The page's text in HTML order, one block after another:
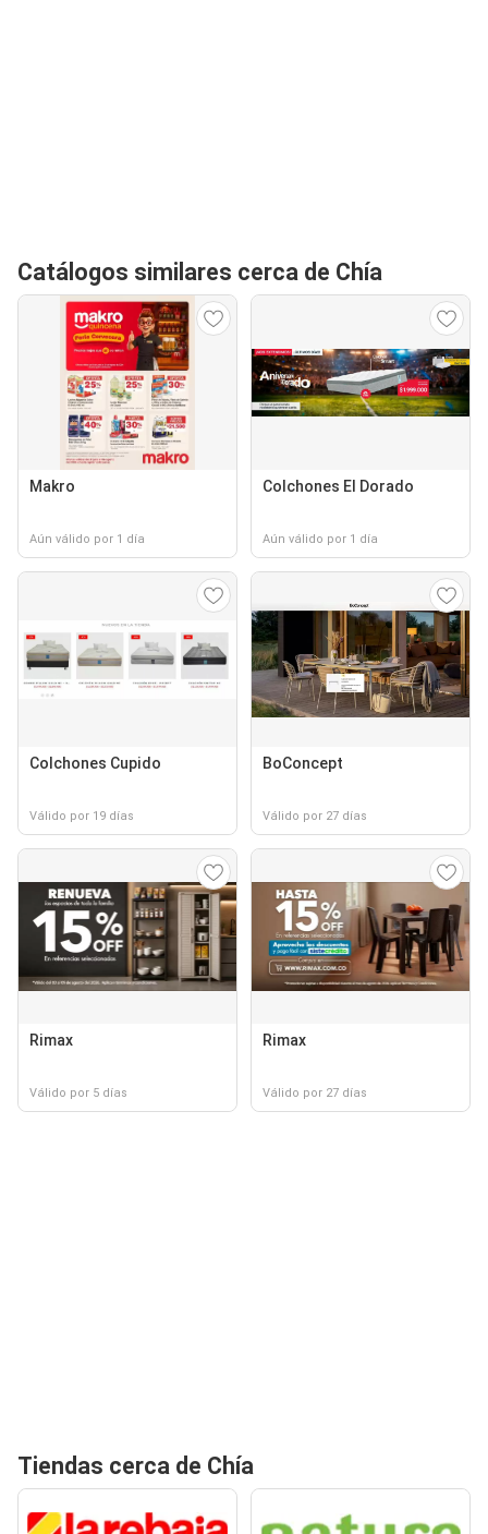
Catálogos similares cerca de Chía
Makro
Aún válido por 1 día
Colchones El Dorado
Aún válido por 1 día
Colchones Cupido
Válido por 19 días
BoConcept
Válido por 27 días
Rimax
Válido por 5 días
Rimax
Válido por 27 días
Tiendas cerca de Chía